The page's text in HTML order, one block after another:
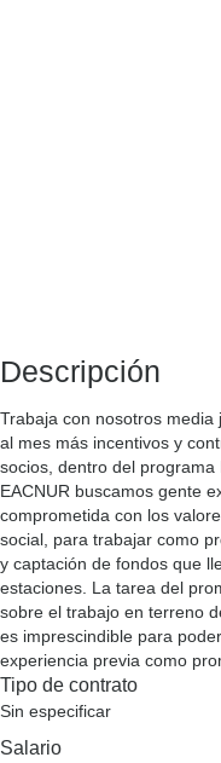
Descripción
Trabaja con nosotros
al mes más incentivos y
socios, dentro del
EACNUR buscamos gente
comprometida con los
social, para trabajar como
y captación de fondos que
estaciones. La tarea del
sobre el trabajo en terreno
es imprescindible para
experiencia previa como
Tipo de contrato
Sin especificar
Salario